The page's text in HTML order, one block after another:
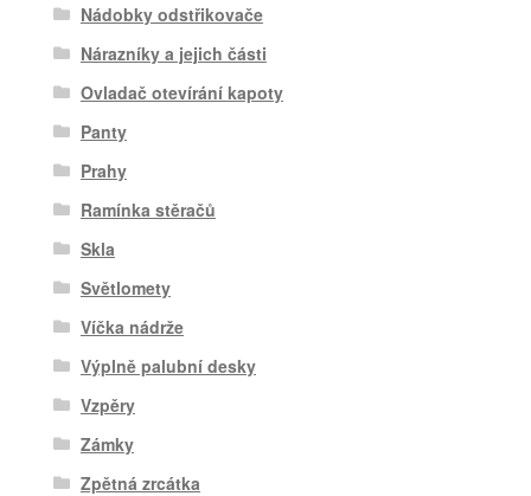
Nádobky odstřikovače
Nárazníky a jejich části
Ovladač otevírání kapoty
Panty
Prahy
Ramínka stěračů
Skla
Světlomety
Víčka nádrže
Výplně palubní desky
Vzpěry
Zámky
Zpětná zrcátka